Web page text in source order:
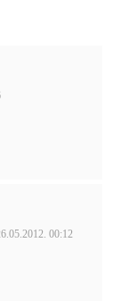
00:12